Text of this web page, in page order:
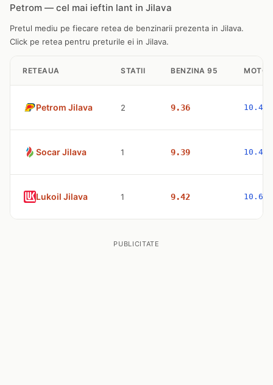
Petrom — cel mai ieftin lant in Jilava
Pretul mediu pe fiecare retea de benzinarii prezenta in Jilava.
Click pe retea pentru preturile ei in Jilava.
RETEAUA STATII BENZINA 95
Petrom Jilava 2 9.36 10.47
Socar Jilava 1 9.39 10.49
Lukoil Jilava 1 9.42 10.63
PUBLICITATE